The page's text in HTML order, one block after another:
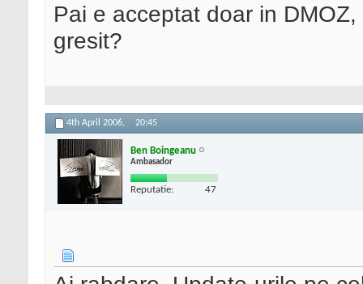
Pai e acceptat doar in
gresit?
4th April 2006, 20:45
Ben Boingeanu
Ambasador
Reputatie: 47